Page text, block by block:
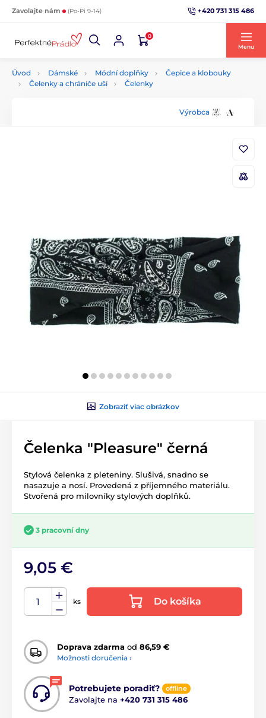
Zavolajte nám (Po-Pi 9-14) +420 731 315 486
0
Menu
Úvod Dámské Módní doplňky
Čepice a klobouky
Čelenky a chrániče uší
Čelenky
Výrobca
Zobraziť viac obrázkov
Čelenka "Pleasure" černá
Stylová čelenka z pleteniny. Slušivá, snadno se
nasazuje a nosí. Provedená z příjemného materiálu.
Stvořená pro milovníky stylových doplňků.
3 pracovní dny
9,05 €
ks Do košíka
Doprava zdarma od 86,59 €
Možnosti doručenia ›
Potrebujete poradiť? offline
Zavolajte na +420 731 315 486